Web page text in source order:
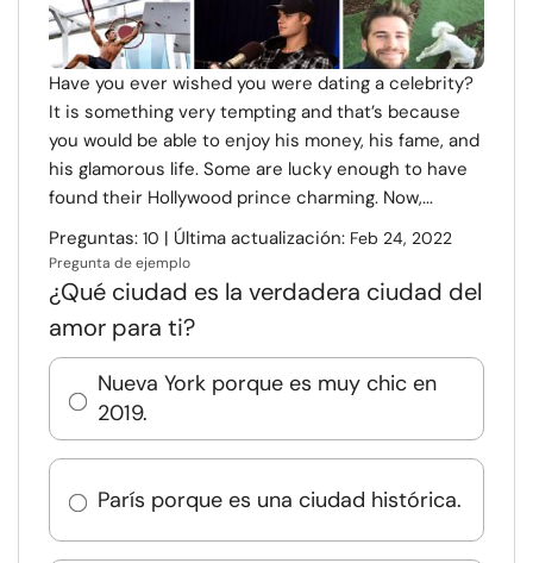
Have you ever wished you were dating a celebrity?
It is something very tempting and that’s because
you would be able to enjoy his money, his fame, and
his glamorous life. Some are lucky enough to have
found their Hollywood prince charming. Now,...
Preguntas: 10 | Última actualización: Feb 24, 2022
Pregunta de ejemplo
¿Qué ciudad es la verdadera ciudad del
amor para ti?
Nueva York porque es muy chic en
2019.
París porque es una ciudad histórica.